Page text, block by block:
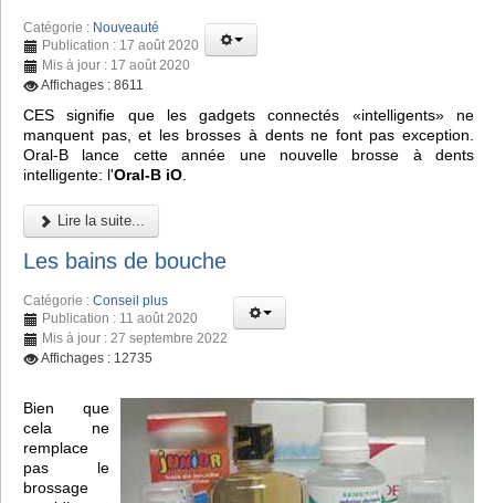
Catégorie : Nouveauté
Publication : 17 août 2020
Mis à jour : 17 août 2020
Affichages : 8611
CES signifie que les gadgets connectés «intelligents» ne
manquent pas, et les brosses à dents ne font pas exception.
Oral-B lance cette année une nouvelle brosse à dents
intelligente: l'Oral-B iO
Lire la suite...
Les bains de bouche
Catégorie : Conseil plus
Publication : 11 août 2020
Mis à jour : 27 septembre 2022
Affichages : 12735
Bien que
cela ne
remplace
pas le
brossage